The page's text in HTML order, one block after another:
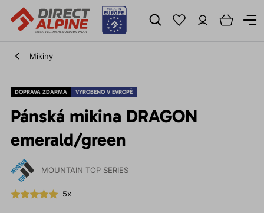
Mikiny
DOPRAVA ZDARMA VYROBENO V EVROPĚ
Pánská mikina DRAGON
emerald/green
MOUNTAIN TOP SERIES
5x